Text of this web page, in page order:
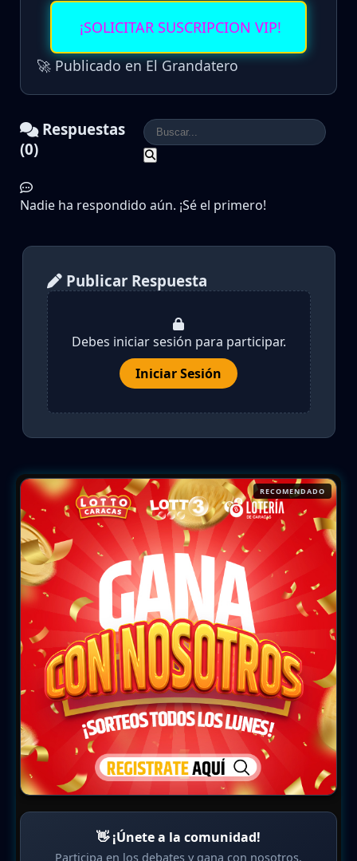
¡SOLICITAR SUSCRIPCION VIP!
🚀 Publicado en El Grandatero
Respuestas
(0)
Nadie ha respondido aún. ¡Sé el primero!
Publicar Respuesta
Debes iniciar sesión para participar.
Iniciar Sesión
RECOMENDADO
👋 ¡Únete a la comunidad!
Participa en los debates y gana con nosotros.